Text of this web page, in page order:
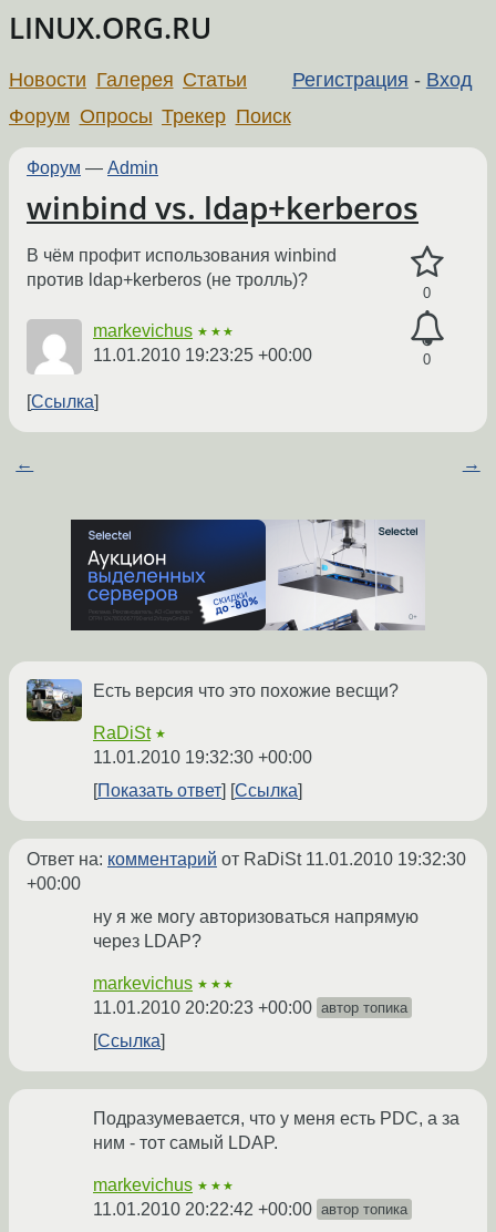
LINUX.ORG.RU
Регистрация - Вход
Новости Галерея Статьи
Форум Опросы Трекер Поиск
Форум — Admin
winbind vs. ldap+kerberos
0
0
В чём профит использования winbind
против ldap+kerberos (не тролль)?
markevichus ★★★
11.01.2010 19:23:25 +00:00
Ссылка
← →
Есть версия что это похожие весщи?
RaDiSt ★
11.01.2010 19:32:30 +00:00
Показать ответ
Ссылка
Ответ на: комментарий от RaDiSt 11.01.2010 19:32:30
+00:00
ну я же могу авторизоваться напрямую
через LDAP?
markevichus ★★★
11.01.2010 20:20:23 +00:00 автор топика
Ссылка
Подразумевается, что у меня есть PDC, а за
ним - тот самый LDAP.
markevichus ★★★
11.01.2010 20:22:42 +00:00 автор топика